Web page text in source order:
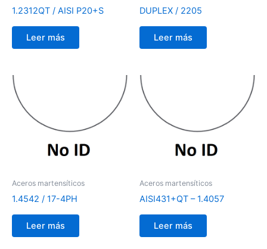
1.2312QT / AISI P20+S
Leer más
DUPLEX / 2205
Leer más
Aceros martensíticos
1.4542 / 17-4PH
Leer más
Aceros martensíticos
AISI431+QT – 1.4057
Leer más